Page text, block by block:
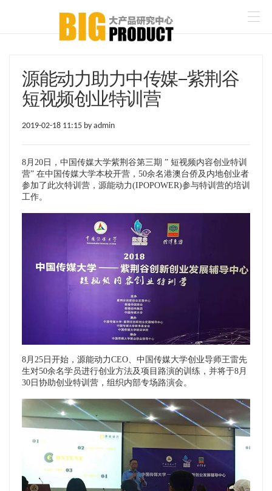
源能动力助力中传媒--紫荆谷
短视频创业特训营
2019-02-18 11:15 by admin
8月20日，中国传媒大学紫荆谷第三期 ” 短视频内容创业特训
营” 在中国传媒大学本校开营，50余名港澳台侨及内地创业者
参加了此次特训营， 源能动力(IPOPOWER)参与特训营的培训
工作。
8月25日开始，源能动力CEO、中国传媒大学创业导师王雷先
生对50余名学员进行创业方法及项目路演的训练，并将于8月
30日协助创业特训营，组织内部专场路演会。